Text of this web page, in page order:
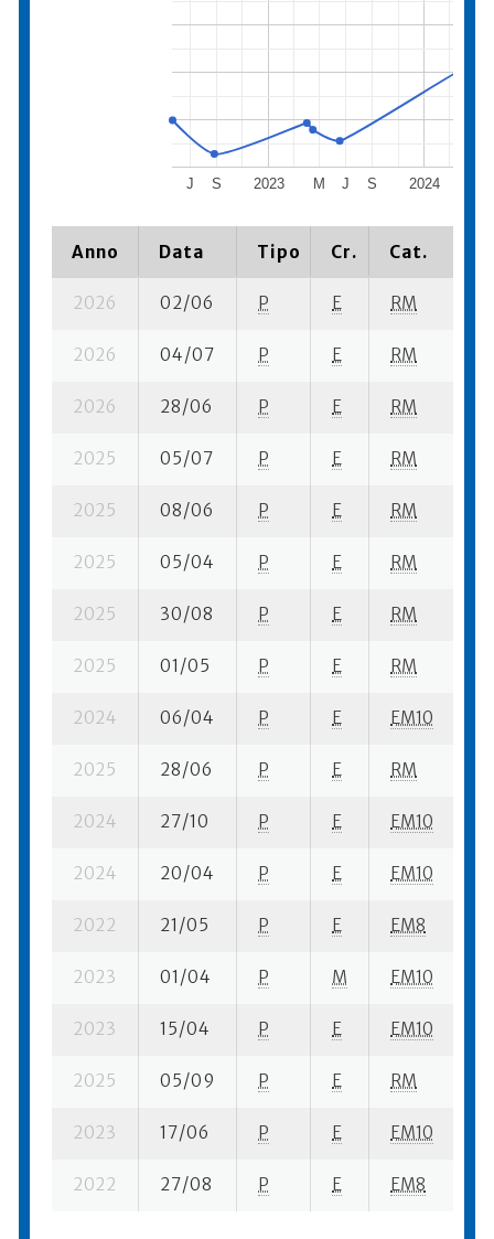
2023 2024
J S M J S
Anno Data Tipo Cr. Cat.
2026 02/06 P E RM
2026 04/07 P E RM
2026 28/06 P E RM
2025 05/07 P E RM
2025 08/06 P E RM
2025 05/04 P E RM
2025 30/08 P E RM
2025 01/05 P E RM
2024 06/04 P E EM10
2025 28/06 P E RM
2024 27/10 P E EM10
2024 20/04 P E EM10
2022 21/05 P E EM8
2023 01/04 P M EM10
2023 15/04 P E EM10
2025 05/09 P E RM
2023 17/06 P E EM10
2022 27/08 P E EM8